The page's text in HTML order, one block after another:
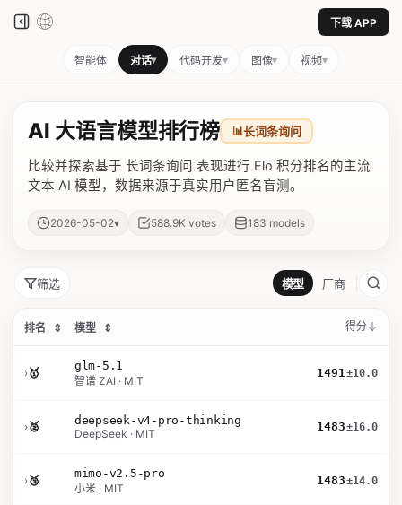
下载 APP
智能体 对话▾ 代码开发▾ 图像▾ 视频▾
AI 大语言模型排行榜 📊长词条询问
比较并探索基于 长词条询问 表现进行 Elo 积分排名的主流
文本 AI 模型，数据来源于真实用户匿名盲测。
2026-05-02▾ 588.9K votes 183 models
筛选 模型 厂商
排名 ⇕ 模型 ⇕ 得分
›🥇
glm-5.1
智谱 ZAI · MIT
1491±10.0
›🥈
deepseek-v4-pro-thinking
DeepSeek · MIT
1483±16.0
›🥉
mimo-v2.5-pro
小米 · MIT
1483±14.0